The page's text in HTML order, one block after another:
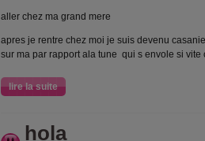
aller chez ma grand mere
apres je rentre chez moi je suis devenu
sur ma par rapport ala tune qui s envole si
lire la suite
hola